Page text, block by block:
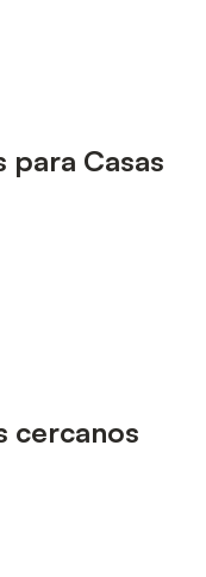
para Casas
cercanos